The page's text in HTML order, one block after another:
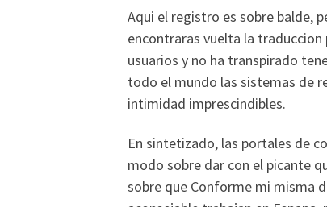
Aqui el registro es sobre balde,
encontraras vuelta la
usuarios y no ha transpirado
todo el mundo las sistemas de
intimidad imprescindibles.
En sintetizado, las portales de
modo sobre dar con el picante
sobre que Conforme mi misma